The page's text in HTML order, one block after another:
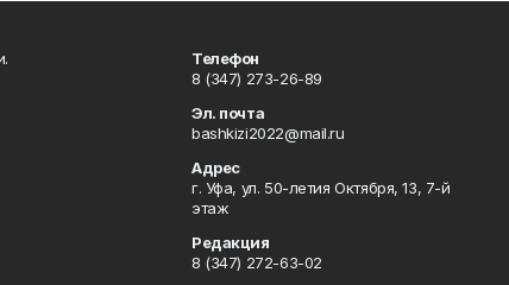
Телефон
8 (347) 273-26-89
Эл. почта
bashkizi2022@mail.ru
Адрес
г. Уфа, ул. 50-летия Октября, 13, 7-й
этаж
Редакция
8 (347) 272-63-02